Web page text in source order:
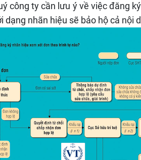
công ty cần lưu ý về việc đăng
nhãn hiệu sẽ bảo hộ cả nội